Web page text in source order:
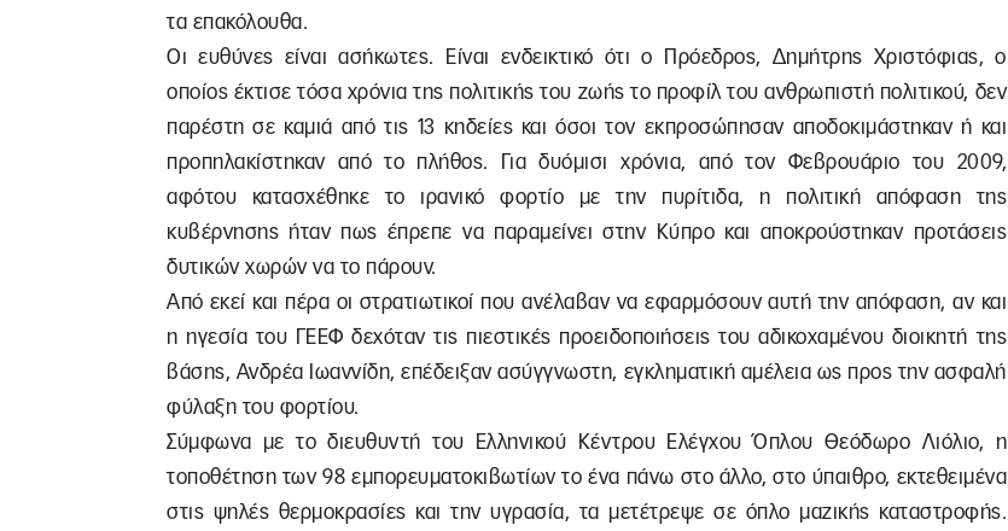
τα επακόλουθα.
Οι ευθύνες είναι ασήκωτες. Είναι ενδεικτικό ότι ο Πρόεδρος, Δημήτρης Χριστόφιας, ο
οποίος έκτισε τόσα χρόνια της πολιτικής του ζωής το προφίλ του ανθρωπιστή πολιτικού, δεν
παρέστη σε καμιά από τις 13 κηδείες και όσοι τον εκπροσώπησαν αποδοκιμάστηκαν ή και
προπηλακίστηκαν από το πλήθος. Για δυόμισι χρόνια, από τον Φεβρουάριο του 2009,
αφότου κατασχέθηκε το ιρανικό φορτίο με την πυρίτιδα, η πολιτική απόφαση της
κυβέρνησης ήταν πως έπρεπε να παραμείνει στην Κύπρο και αποκρούστηκαν προτάσεις
δυτικών χωρών να το πάρουν.
Από εκεί και πέρα οι στρατιωτικοί που ανέλαβαν να εφαρμόσουν αυτή την απόφαση, αν και
η ηγεσία του ΓΕΕΦ δεχόταν τις πιεστικές προειδοποιήσεις του αδικοχαμένου διοικητή της
βάσης, Ανδρέα Ιωαννίδη, επέδειξαν ασύγγνωστη, εγκληματική αμέλεια ως προς την ασφαλή
φύλαξη του φορτίου.
Σύμφωνα με το διευθυντή του Ελληνικού Κέντρου Ελέγχου Όπλου Θεόδωρο Λιόλιο, η
τοποθέτηση των 98 εμπορευματοκιβωτίων το ένα πάνω στο άλλο, στο ύπαιθρο, εκτεθειμένα
στις ψηλές θερμοκρασίες και την υγρασία, τα μετέτρεψε σε όπλο μαζικής καταστροφής.